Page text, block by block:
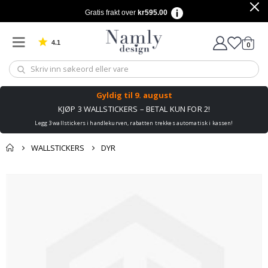
Gratis frakt over kr595.00
4.1 Basert på 1026 stemmer 0varer
Gyldig til 9. august
KJØP 3 WALLSTICKERS – BETAL KUN FOR 2!
Legg 3 wallstickers i handlekurven, rabatten trekkes automatisk i kassen!
WALLSTICKERS DYR